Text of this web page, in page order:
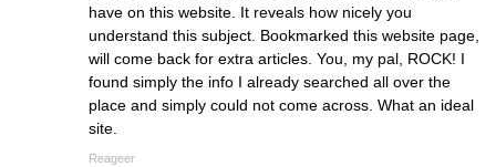
have on this website. It reveals how nicely you
understand this subject. Bookmarked this website page,
will come back for extra articles. You, my pal, ROCK! I
found simply the info I already searched all over the
place and simply could not come across. What an ideal
site.
Reageer